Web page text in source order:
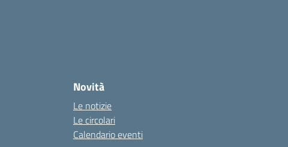
Novità
Le notizie
Le circolari
Calendario eventi